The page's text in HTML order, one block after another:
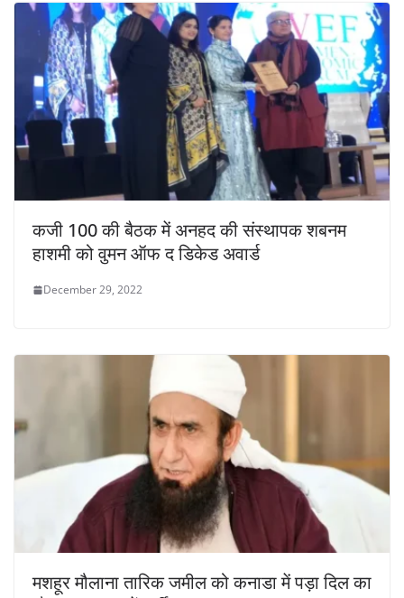
कजी 100 की बैठक में अनहद की संस्थापक शबनम
हाशमी को वुमन ऑफ द डिकेड अवार्ड
December 29, 2022
मशहूर मौलाना तारिक जमील को कनाडा में पड़ा दिल का